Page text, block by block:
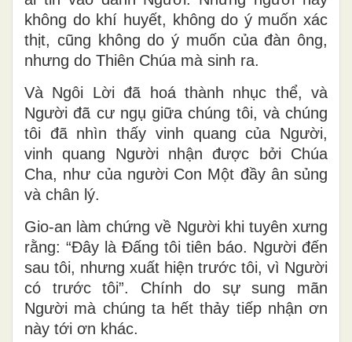
trở nên con Thiên Chúa, tức là cho những
ai tin vào danh Người. Những người này
không do khí huyết, không do ý muốn xác
thịt, cũng không do ý muốn của đàn ông,
nhưng do Thiên Chúa mà sinh ra.
Và Ngôi Lời đã hoá thành nhục thể, và
Người đã cư ngụ giữa chúng tôi, và chúng
tôi đã nhìn thấy vinh quang của Người,
vinh quang Người nhận được bởi Chúa
Cha, như của người Con Một đầy ân sủng
và chân lý.
Gio-an làm chứng về Người khi tuyên xưng
rằng: “Ðây là Ðấng tôi tiên báo. Người đến
sau tôi, nhưng xuất hiện trước tôi, vì Người
có trước tôi”. Chính do sự sung mãn